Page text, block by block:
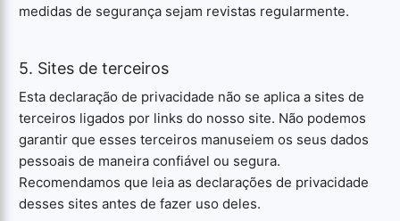
medidas de segurança sejam revistas regularmente.
5. Sites de terceiros
Esta declaração de privacidade não se aplica a sites de
terceiros ligados por links do nosso site. Não podemos
garantir que esses terceiros manuseiem os seus dados
pessoais de maneira confiável ou segura.
Recomendamos que leia as declarações de privacidade
desses sites antes de fazer uso deles.